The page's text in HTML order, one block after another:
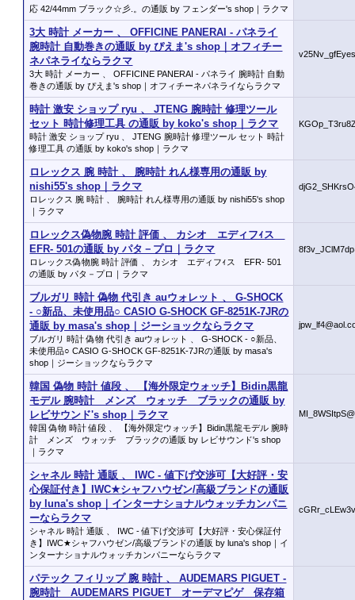
応 42/44mm ブラック☆彡.。の通販 by フェンダー's shop｜ラクマ
3大 時計 メーカー 、 OFFICINE PANERAI - パネライ
腕時計 自動巻きの通販 by ぴえま's shop｜オフィチー
ネパネライならラクマ
3大 時計 メーカー 、 OFFICINE PANERAI - パネライ 腕時計 自動
巻きの通販 by ぴえま's shop｜オフィチーネパネライならラクマ
時計 激安 ショップ ryu 、 JTENG 腕時計 修理ツール
セット 時計修理工具 の通販 by koko's shop｜ラクマ
時計 激安 ショップ ryu 、 JTENG 腕時計 修理ツール セット 時計
修理工具 の通販 by koko's shop｜ラクマ
ロレックス 腕 時計 、 腕時計 れん様専用の通販 by
nishi55's shop｜ラクマ
ロレックス 腕 時計 、 腕時計 れん様専用の通販 by nishi55's shop
｜ラクマ
ロレックス偽物腕 時計 評価 、 カシオ エディフｨス
EFR- 501の通販 by パタ－プロ｜ラクマ
ロレックス偽物腕 時計 評価 、 カシオ エディフｨス EFR- 501
の通販 by パタ－プロ｜ラクマ
ブルガリ 時計 偽物 代引き auウォレット 、 G-SHOCK
- ○新品、未使用品○ CASIO G-SHOCK GF-8251K-7JRの
通販 by masa's shop｜ジーショックならラクマ
ブルガリ 時計 偽物 代引き auウォレット 、 G-SHOCK - ○新品、
未使用品○ CASIO G-SHOCK GF-8251K-7JRの通販 by masa's
shop｜ジーショックならラクマ
韓国 偽物 時計 値段 、 【海外限定ウォッチ】Bidin黒龍
モデル 腕時計 メンズ ウォッチ ブラックの通販 by
レビサウンド's shop｜ラクマ
韓国 偽物 時計 値段 、 【海外限定ウォッチ】Bidin黒龍モデル 腕時
計 メンズ ウォッチ ブラックの通販 by レビサウンド's shop
｜ラクマ
シャネル 時計 通販 、 IWC - 値下げ交渉可【大好評・安
心保証付き】IWC★シャフハウゼン/高級ブランドの通販
by luna's shop｜インターナショナルウォッチカンパニ
ーならラクマ
シャネル 時計 通販 、 IWC - 値下げ交渉可【大好評・安心保証付
き】IWC★シャフハウゼン/高級ブランドの通販 by luna's shop｜イ
ンターナショナルウォッチカンパニーならラクマ
パテック フィリップ 腕 時計 、 AUDEMARS PIGUET -
腕時計 AUDEMARS PIGUET オーデマピゲ 保存箱